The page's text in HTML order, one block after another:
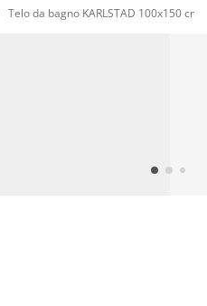
Telo da bagno KARLSTAD 100x150